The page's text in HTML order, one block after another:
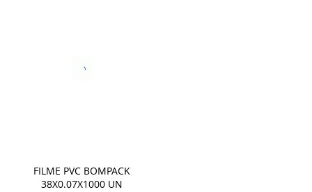
FILME PVC BOMPACK
38X0.07X1000 UN